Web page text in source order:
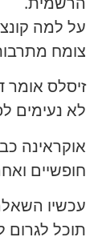
על למה
צומח
זיסלס אומר
לא נעימים
חופשיים
עכשיו
תוכל